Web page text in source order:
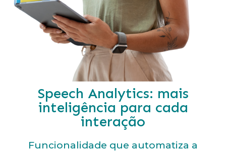
Speech Analytics: mais
inteligência para cada
interação
Funcionalidade que automatiza a